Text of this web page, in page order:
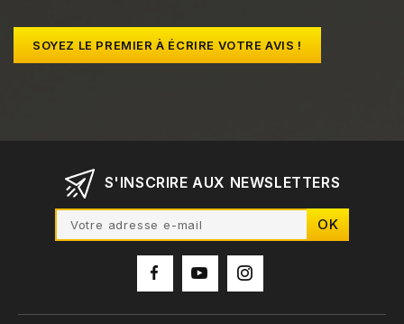
SOYEZ LE PREMIER À ÉCRIRE VOTRE AVIS !
S'INSCRIRE AUX NEWSLETTERS